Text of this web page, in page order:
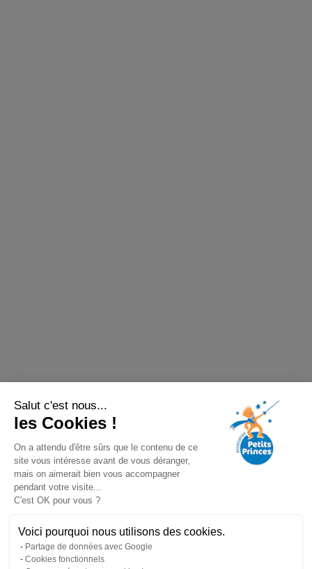
Salut c'est nous...
les Cookies !
On a attendu d'être sûrs que le contenu de ce
site vous intéresse avant de vous déranger,
mais on aimerait bien vous accompagner
pendant votre visite...
C'est OK pour vous ?
Voici pourquoi nous utilisons des cookies.
Partage de données avec Google
Cookies fonctionnels